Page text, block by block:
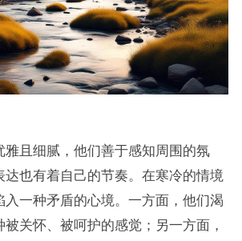
雅且细腻，他们善于感知周围的氛
达也有着自己的节奏。在寒冷的情境
入一种矛盾的心境。一方面，他们渴
关怀、被呵护的感觉；另一方面，